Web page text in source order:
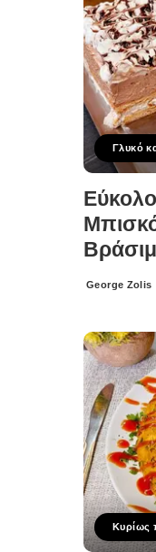
Γλυκό
Posted
George Zolis
Κυρίως